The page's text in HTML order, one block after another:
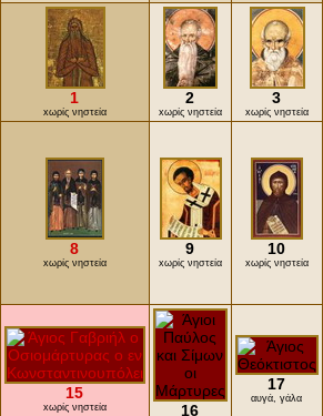
1
xωρίς νηστεία
2
xωρίς νηστεία
3
xωρίς νηστεία
8
xωρίς νηστεία
9
xωρίς νηστεία
10
xωρίς νηστεία
15
xωρίς νηστεία 16
17
αυγά, γάλα